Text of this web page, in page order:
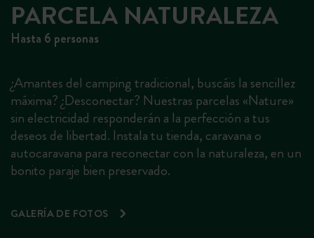
PARCELA NATURALEZA
Hasta 6 personas
¿Amantes del camping tradicional, buscáis la sencillez
máxima? ¿Desconectar? Nuestras parcelas «Nature»
sin electricidad responderán a la perfección a tus
deseos de libertad. Instala tu tienda, caravana o
autocaravana para reconectar con la naturaleza, en un
bonito paraje bien preservado.
GALERÍA DE FOTOS